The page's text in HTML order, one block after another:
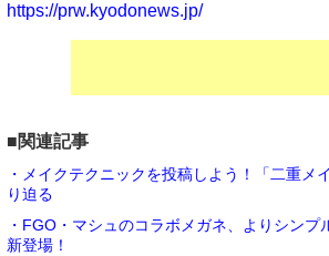
https://prw.kyodonews.jp/
■関連記事
・メイクテクニックを投稿しよう！「二重メ
り迫る
・FGO・マシュのコラボメガネ、よりシンプ
新登場！